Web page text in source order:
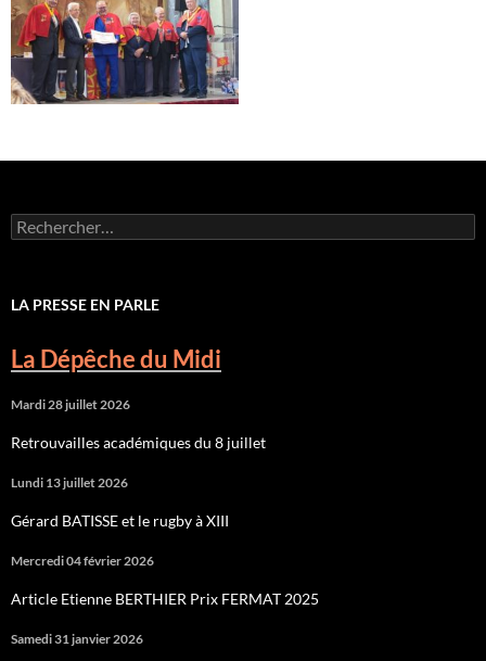
Rechercher :
LA PRESSE EN PARLE
La Dépêche du Midi
Mardi 28 juillet 2026
Retrouvailles académiques du 8 juillet
Lundi 13 juillet 2026
Gérard BATISSE et le rugby à XIII
Mercredi 04 février 2026
Article Etienne BERTHIER Prix FERMAT 2025
Samedi 31 janvier 2026